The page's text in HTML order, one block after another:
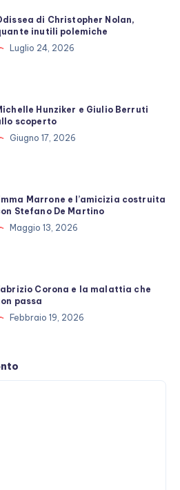
di Christopher Nolan,
inutili polemiche
Luglio 24, 2026
Hunziker e Giulio Berruti
scoperto
Giugno 17, 2026
Marrone e l’amicizia costruita
Stefano De Martino
Maggio 13, 2026
Corona e la malattia che
passa
Febbraio 19, 2026